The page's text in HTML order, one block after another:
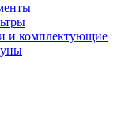
и комплектующие